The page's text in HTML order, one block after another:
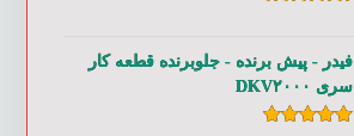
فیدر - پیش برنده - جلوبرنده قطعه کار
سری DKV۲۰۰۰